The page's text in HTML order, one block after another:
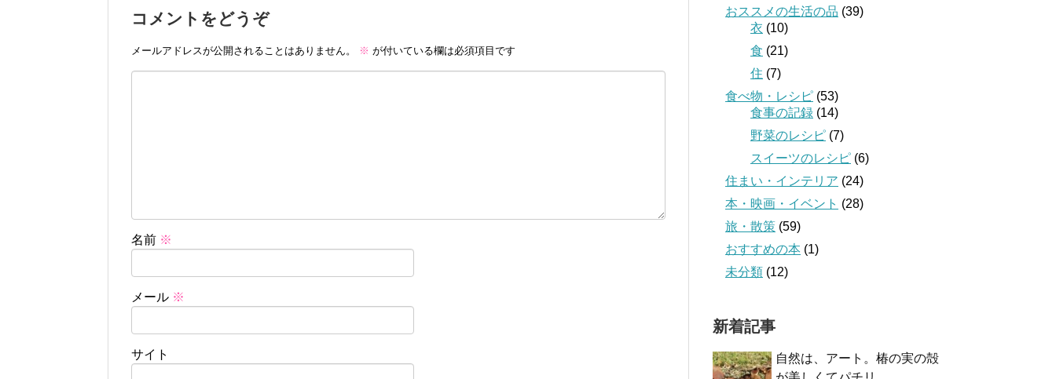
コメントをどうぞ
メールアドレスが公開されることはありません。 ※ が付いている欄は必須項目です
名前 ※
メール ※
サイト
おススメの生活の品 (39)
衣 (10)
食 (21)
住 (7)
食べ物・レシピ (53)
食事の記録 (14)
野菜のレシピ (7)
スイーツのレシピ (6)
住まい・インテリア (24)
本・映画・イベント (28)
旅・散策 (59)
おすすめの本 (1)
未分類 (12)
新着記事
自然は、アート。椿の実の殻